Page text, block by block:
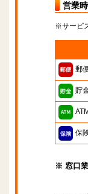
営業
※サービ
郵
貯
ATM
保
※ 窓口業